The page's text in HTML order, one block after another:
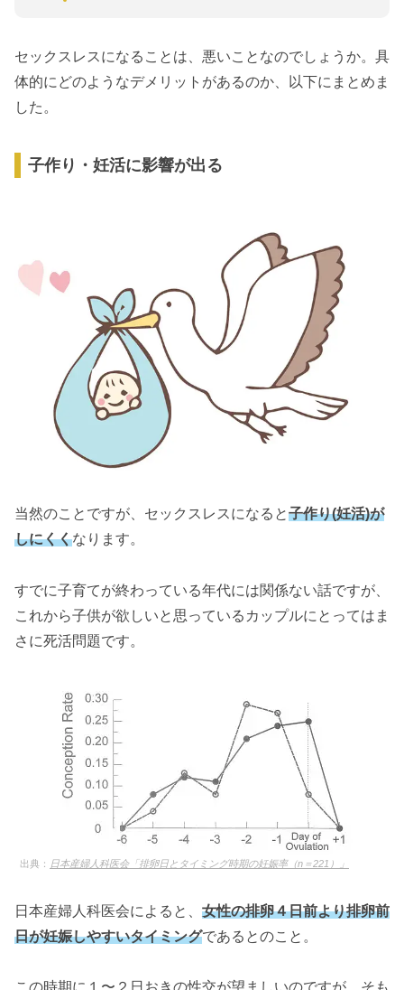
セックスレスになることは、悪いことなのでしょうか。具
体的にどのようなデメリットがあるのか、以下にまとめま
した。
子作り・妊活に影響が出る
当然のことですが、セックスレスになると子作り(妊活)が
しにくくなります。
すでに子育てが終わっている年代には関係ない話ですが、
これから子供が欲しいと思っているカップルにとってはま
さに死活問題です。
出典： 日本産婦人科医会「排卵日とタイミング時期の妊娠率（n＝221）」
日本産婦人科医会によると、 女性の排卵４日前より排卵前
日が妊娠しやすいタイミングであるとのこと。
この時期に１〜２日おきの性交が望ましいのですが、そも